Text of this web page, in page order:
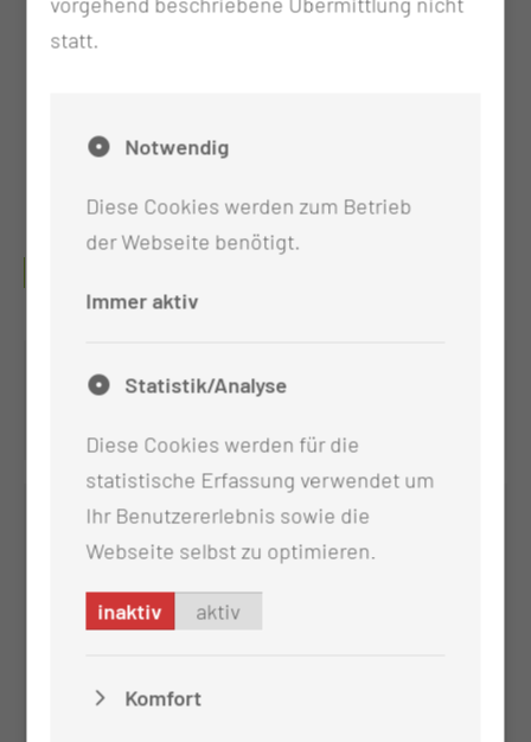
Patientinnen und Patienten werden jährlich
Onkologische Tagesklinik (OT1)
statt.
Notwendig
Diese Cookies werden zum Betrieb
der Webseite benötigt.
Immer aktiv
Statistik/Analyse
Diese Cookies werden für die
statistische Erfassung verwendet um
Ihr Benutzererlebnis sowie die
Webseite selbst zu optimieren.
inaktiv aktiv
Komfort